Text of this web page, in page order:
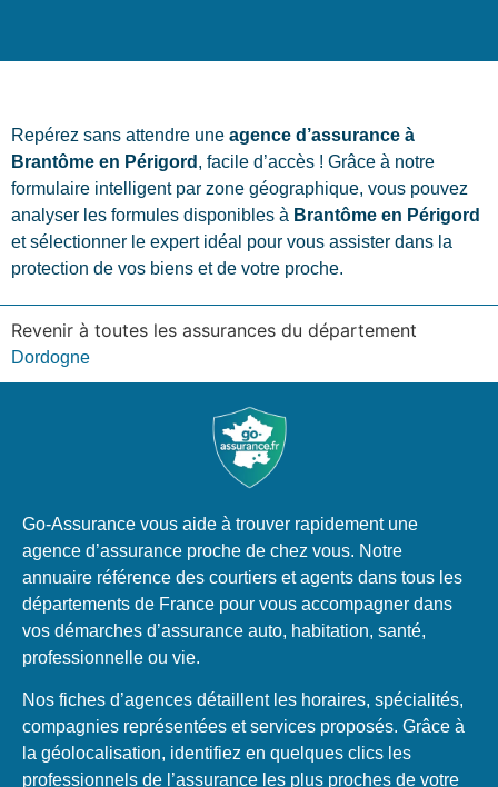
Repérez sans attendre une agence d’assurance à
Brantôme en Périgord , facile d’accès ! Grâce à notre
formulaire intelligent par zone géographique, vous pouvez
analyser les formules disponibles à Brantôme en Périgord
et sélectionner le expert idéal pour vous assister dans la
protection de vos biens et de votre proche.
Revenir à toutes les assurances du département
Dordogne
Go-Assurance vous aide à trouver rapidement une
agence d’assurance proche de chez vous. Notre
annuaire référence des courtiers et agents dans tous les
départements de France pour vous accompagner dans
vos démarches d’assurance auto, habitation, santé,
professionnelle ou vie.
Nos fiches d’agences détaillent les horaires, spécialités,
compagnies représentées et services proposés. Grâce à
la géolocalisation, identifiez en quelques clics les
professionnels de l’assurance les plus proches de votre